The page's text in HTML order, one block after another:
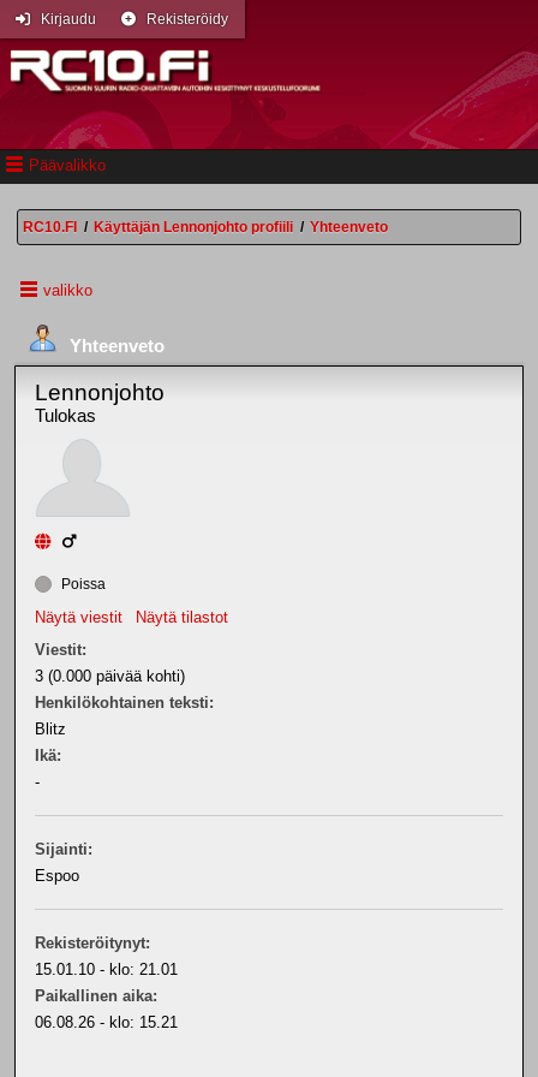
Päävalikko
Kirjaudu Rekisteröidy
RC10.FI / Käyttäjän Lennonjohto profiili / Yhteenveto
valikko
Yhteenveto
Lennonjohto
Tulokas
Poissa
Näytä viestit
Näytä tilastot
Viestit:
3 (0.000 päivää kohti)
Henkilökohtainen teksti:
Blitz
Ikä:
-
Sijainti:
Espoo
Rekisteröitynyt:
15.01.10 - klo: 21.01
Paikallinen aika:
06.08.26 - klo: 15.21